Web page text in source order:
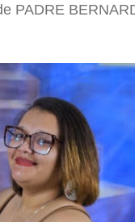
PADRE